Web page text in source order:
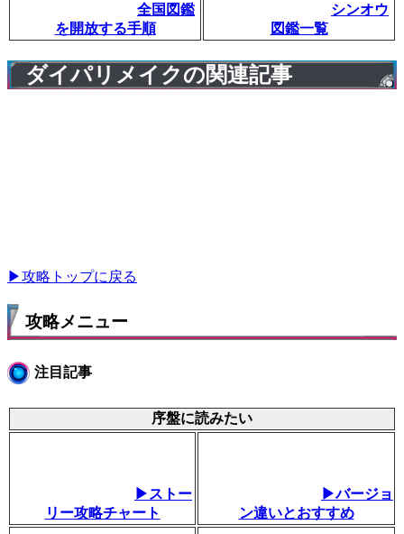
全国図鑑
を開放する手順
シンオウ
図鑑一覧
ダイパリメイクの関連記事
▶攻略トップに戻る
攻略メニュー
注目記事
序盤に読みたい
▶ストー
リー攻略チャート
▶バージョ
ン違いとおすすめ